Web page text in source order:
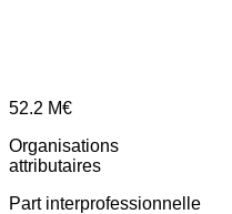
52.2 M€
Organisations
attributaires
Part interprofessionnelle